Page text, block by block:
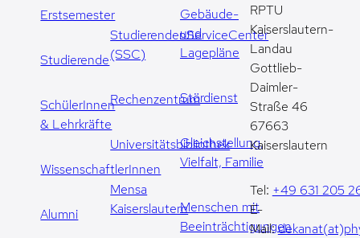
Erstsemester
Studierende
SchülerInnen
& Lehrkräfte
WissenschaftlerInnen
Alumni
StudierendenServiceCenter
(SSC)
Rechenzentrum
Universitätsbibliothek
Mensa
Kaiserslautern
Gebäude-
und
Lagepläne
Stördienst
Gleichstellung,
Vielfalt, Familie
Menschen mit
Beeinträchtigungen
RPTU
Kaiserslautern-
Landau
Gottlieb-
Daimler-
Straße 46
67663
Kaiserslautern
Tel: +49 631 205
E-
Mail: